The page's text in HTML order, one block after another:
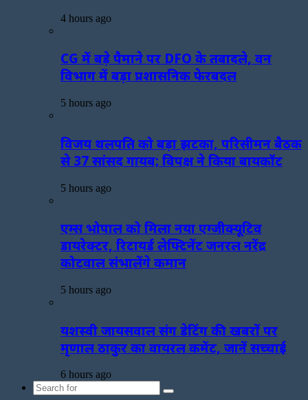
4 hours ago
CG में बड़े पैमाने पर DFO के तबादले, वन
विभाग में बड़ा प्रशासनिक फेरबदल
5 hours ago
विजय थलपति को बड़ा झटका, परिसीमन बैठक
से 37 सांसद गायब; विपक्ष ने किया बायकॉट
5 hours ago
एम्स भोपाल को मिला नया एग्जीक्यूटिव
डायरेक्टर, रिटायर्ड लेफ्टिनेंट जनरल नरेंद्र
कोटवाल संभालेंगे कमान
5 hours ago
यशस्वी जायसवाल संग डेटिंग की खबरों पर
मृणाल ठाकुर का वायरल कमेंट, जानें सच्चाई
6 hours ago
Search